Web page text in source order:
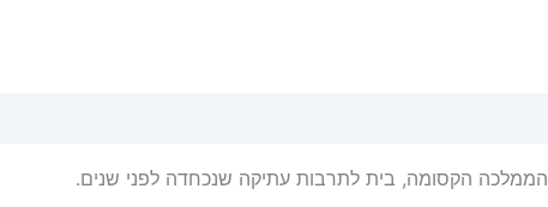
הקסומה, בית לתרבות עתיקה שנכחדה לפני שנים.